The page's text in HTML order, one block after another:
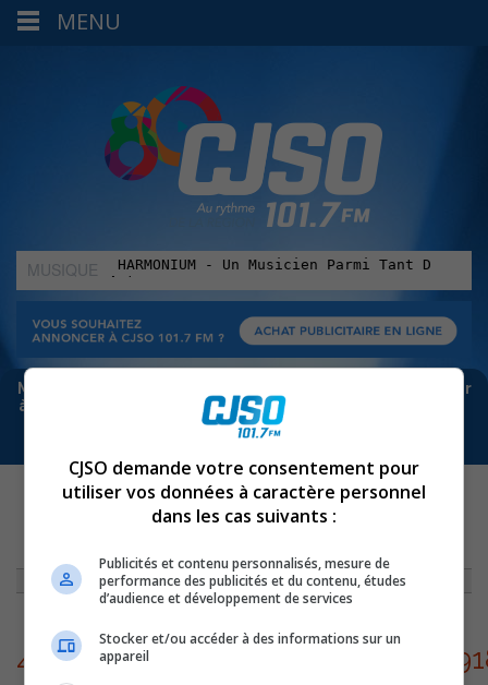
MUSIQUE
:
Meta bloque les infos sur Facebook. Pour ne rien manquer
à Sorel-Tracy et la région, abonne-toi à notre infolettre :
MENU
CJSO demande votre consentement pour
utiliser vos données à caractère personnel
dans les cas suivants :
Publicités et contenu personnalisés, mesure de
performance des publicités et du contenu, études
d’audience et développement de services
Stocker et/ou accéder à des informations sur un
appareil